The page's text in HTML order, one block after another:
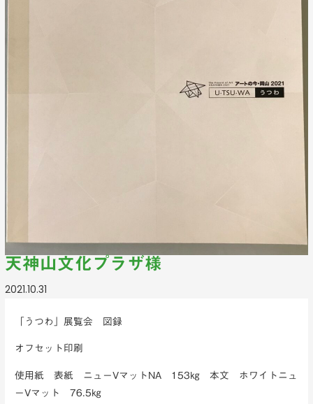
天神山文化プラザ様
2021.10.31
「うつわ」展覧会 図録
オフセット印刷
使用紙 表紙 ニューVマットNA 153㎏ 本文 ホワイトニュ
ーVマット 76.5㎏